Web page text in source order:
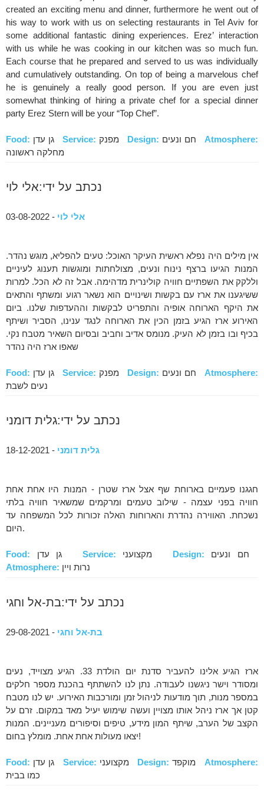
created an exciting menu and dinner, furthermore he went out of
his way to work with us on selecting restaurants in Tel Aviv for
some additional fantastic dining experiences. Erez’ interaction
with us while he was cooking in our kitchen was so much fun.
Each course that he prepared and served to us was individually
and cumulatively outstanding. On top of being a marvelous chef
he is genuinely a really good person. If you are even just
somewhat thinking of hiring a private chef for a special dinner
party Erez Stern will be your “Top Chef”.
Food: גן עדן Service: Design:
Atmosphere:
מחלקה ראשונה
נכתב על ידי:אלי לוי
אלי לוי - 03-08-2022
אין מילים היה נפלא ראשית העיקר האוכל: טעים להפליא, מוגש נהדר.
המנות הגיעו ברצף נינוח ונעים, מצולחתות ומוגשות תענוג לעיניים
וללקק את השפתיים חוויה קולינרית מדהימה. אבל זה לא הכל. למרות
ששיגענו את ארז עם בקשות ושינויים הוא נשאר רגוע ומשתף והתאים
את היקף הארוחה אופיה והתפריט לבקשות וההעדפות שלנו. ביום
האירוע ארז הגיע בזמן הכין את הארוחה לנגד ענינו, הסביר ושיתף
בכיף ובו בזמן לא העיק. מנומס אדיב וחביב ובסיום השאיר מטבח נקי.
שאפו ארז היה נהדר
Food: גן עדן Service: Design:
Atmosphere:
נעים לשבת
נכתב על ידי:גלית דומני
גלית דומני - 18-12-2021
חגגנו פעמיים בארוחת שף אצל ארז שטרן - המנות היו אחת אחת
חוויה בפני עצמה - שילוב טעמים ומרקמים שמשאיר חוויה בלתי
נשכחת. האווירה נהדרת והארוחות האלה זכורות לכל המשפחה עד
היום.
Food: Service: Design:
Atmosphere: נרות ויין
נכתב על ידי:בת-אל וחגי
בת-אל וחגי - 29-08-2021
ארז הגיע אלינו להעביר סדנת יום הולדת 33. הגיע מצוייד, נעים
ומסודר וישר ניגשנו לעבודה. נתן לנו להשתתף בהכנת מספר חלקים
במספר מנות, תוך מודעות לניהול זמן ומורכבות האירוע. יש לנו מטבח
קטן אך ארז ניהל אותו מצויין ועשה שימוש יעיל מאד במקום. זרם על
הקצב של הערב, שיתף המון מידע, טיפים וסיפורים מעניינים. המנות
יצאו מעולות אחת אחת. מומלץ בחום!
Food: גן עדן Service: Design:
Atmosphere:
כמו בבית